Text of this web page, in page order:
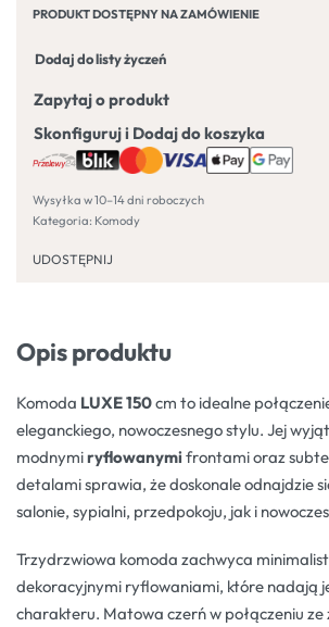
PRODUKT DOSTĘPNY NA ZAMÓWIENIE
Dodaj do listy życzeń
Zapytaj o produkt
Skonfiguruj i Dodaj do koszyka
Wysyłka w 10–14 dni roboczych
Kategoria: Komody
UDOSTĘPNIJ
Opis produktu
Komoda LUXE 150cm to idealne
eleganckiego, nowoczesnego stylu. Jej
modnymiryflowanymifrontami oraz
detalami sprawia, że doskonale odnajdzie
salonie, sypialni, przedpokoju, jak i
Trzydrzwiowa komoda zachwyca
dekoracyjnymi ryflowaniami, które nadają
charakteru. Matowa czerń w połączeniu ze